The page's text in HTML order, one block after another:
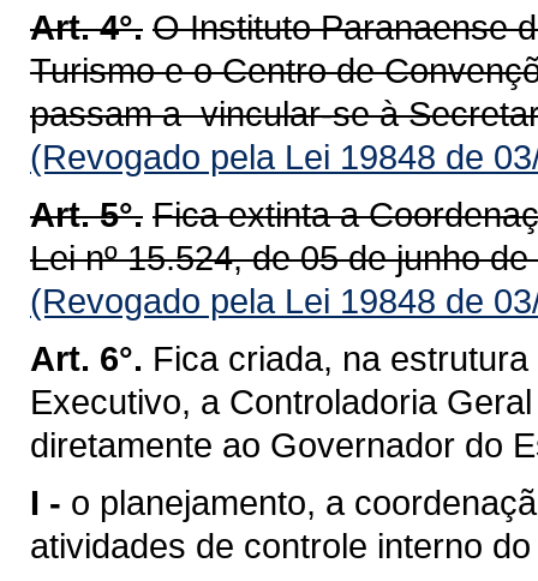
Art. 4°. O Instituto Paranaense
Turismo e o Centro de
passam a vincular-se à
(Revogado pela Lei 19848 de
Art. 5°. Fica extinta a
Lei nº 15.524, de 05 de junho
(Revogado pela Lei 19848 de
Art. 6°. Fica criada, na
Executivo, a Controladoria
diretamente ao Governador do
I - o planejamento, a
atividades de controle interno